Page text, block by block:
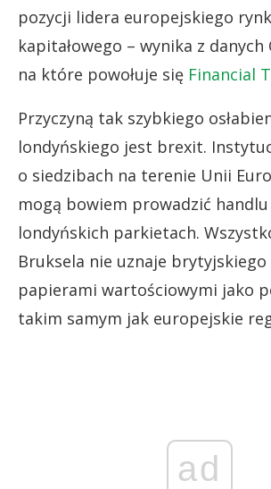
pozycji lidera europejskiego
kapitałowego – wynika z danych
na które powołuje się Financial
Przyczyną tak szybkiego
londyńskiego jest brexit.
o siedzibach na terenie Unii
mogą bowiem prowadzić handlu
londyńskich parkietach.
Bruksela nie uznaje
papierami wartościowymi jako
takim samym jak europejskie
ad